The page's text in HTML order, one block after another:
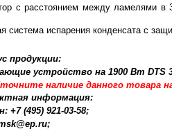
с расстоянием между ламелями в
система испарения конденсата с
продукции:
устройство на 1900 Вт DTS
наличие данного товара
информация:
+7 (495) 921-03-58;